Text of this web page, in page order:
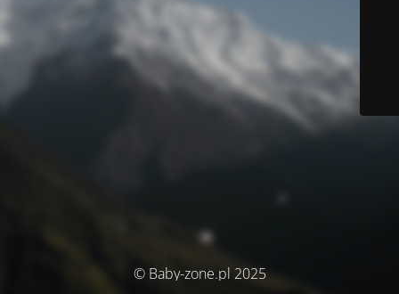
© Baby-zone.pl 2025